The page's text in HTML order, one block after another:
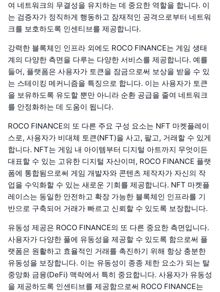
여 네트워크의 무결성을 유지하는 데 중요한 역할을 합니다. 이
는 검증자가 정직하게 행동하고 잠재적인 공격으로부터 네트워
크를 보호하도록 인센티브를 제공합니다.
강력한 블록체인 인프라 외에도 ROCO FINANCE는 게임 생태
계의 다양한 측면을 다루는 다양한 서비스를 제공합니다. 예를
들어, 플랫폼은 사용자가 토큰을 잠금으로써 보상을 받을 수 있
는 스테이킹 메커니즘을 특징으로 합니다. 이는 사용자가 토큰
을 보유하도록 유도할 뿐만 아니라 순환 공급을 줄여 네트워크
를 안정화하는 데 도움이 됩니다.
ROCO FINANCE의 또 다른 주요 구성 요소는 NFT 마켓플레이
스로, 사용자가 비대체 토큰(NFT)을 사고, 팔고, 거래할 수 있게
합니다. NFT는 게임 내 아이템부터 디지털 아트까지 무엇이든
대표할 수 있는 고유한 디지털 자산이며, ROCO FINANCE 플랫
폼에 통합됨으로써 게임 개발자와 콘텐츠 제작자가 자신의 작
업을 수익화할 수 있는 새로운 기회를 제공합니다. NFT 마켓플
레이스는 동일한 안전하고 확장 가능한 블록체인 인프라를 기
반으로 구축되어 거래가 빠르고 신뢰할 수 있도록 보장합니다.
유동성 제공은 ROCO FINANCE의 또 다른 중요한 측면입니다.
사용자가 다양한 풀에 유동성을 제공할 수 있도록 함으로써 플
랫폼은 원활하고 효율적인 거래를 촉진하기 위해 항상 충분한
유동성을 보장합니다. 이는 유동성이 종종 제한 요소가 되는 탈
중앙화 금융(DeFi) 맥락에서 특히 중요합니다. 사용자가 유동성
을 제공하도록 인센티브를 제공함으로써 ROCO FINANCE는